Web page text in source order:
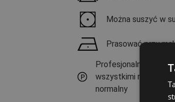
Można suszyć w
Prasować przy
Profesjonalne
wszystkimi
normalny